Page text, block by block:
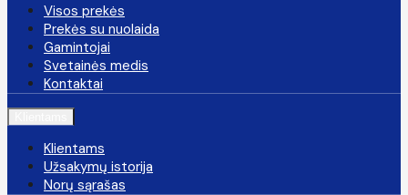
Visos prekės
Prekės su nuolaida
Gamintojai
Svetainės medis
Kontaktai
Klientams
Užsakymų istorija
Norų sąrašas